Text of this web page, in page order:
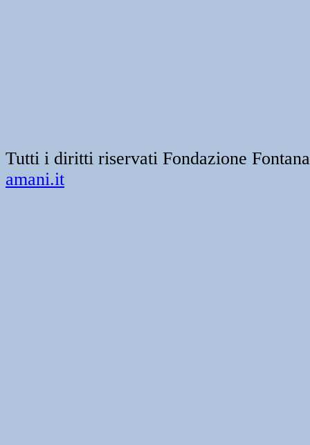
Tutti i diritti riservati Fondazione
amani.it